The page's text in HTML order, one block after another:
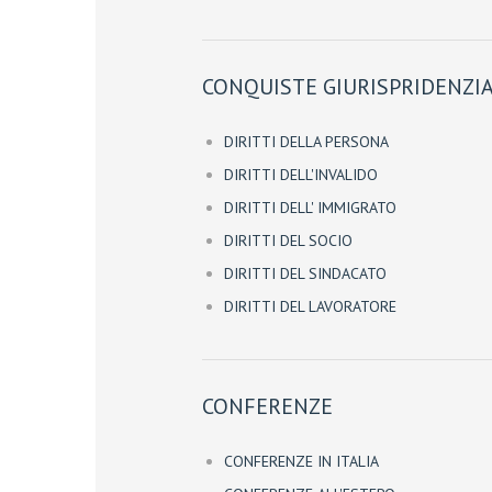
CONQUISTE
DIRITTI DELLA PERSONA
DIRITTI DELL'INVALIDO
DIRITTI DELL' IMMIGRATO
DIRITTI DEL SOCIO
DIRITTI DEL SINDACATO
DIRITTI DEL LAVORATORE
CONFERENZE
CONFERENZE IN ITALIA